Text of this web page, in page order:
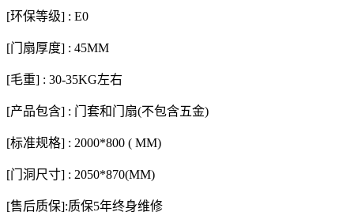
[环保等级] : E0
[门扇厚度] : 45MM
[毛重] : 30-35KG左右
[产品包含] : 门套和门扇(不包含五金)
[标准规格] : 2000*800 ( MM)
[门洞尺寸] : 2050*870(MM)
[售后质保]:质保5年终身维修